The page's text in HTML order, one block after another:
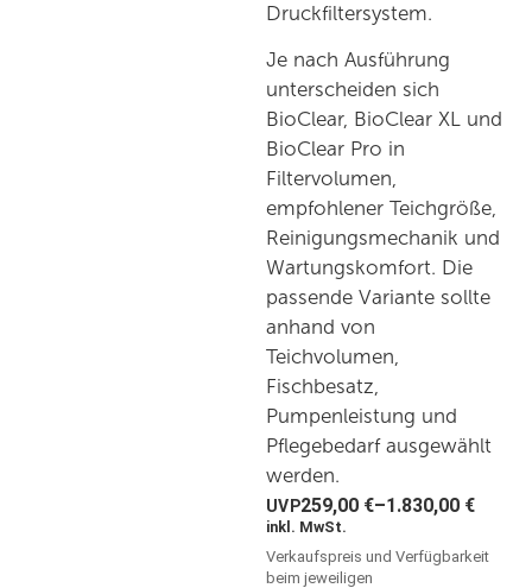
Druckfiltersystem.
Je nach Ausführung
unterscheiden sich
BioClear, BioClear XL und
BioClear Pro in
Filtervolumen,
empfohlener Teichgröße,
Reinigungsmechanik und
Wartungskomfort. Die
passende Variante sollte
anhand von
Teichvolumen,
Fischbesatz,
Pumpenleistung und
Pflegebedarf ausgewählt
werden.
259,00 €–1.830,00 €
inkl. MwSt.